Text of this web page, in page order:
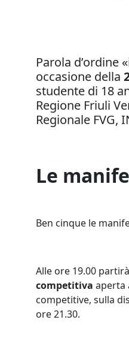
Parola d’ordine
occasione della
studente di 18
Regione Friuli
Regionale FVG,
Le
Ben cinque le
Alle ore 19.00
competitiva aperta
competitive, sulla
ore 21.30.